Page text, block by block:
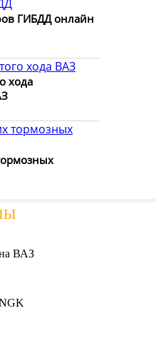
ГИБДД онлайн
хода
ВАЗ